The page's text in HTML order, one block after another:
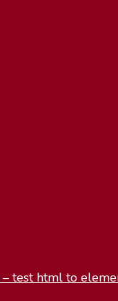
test html to